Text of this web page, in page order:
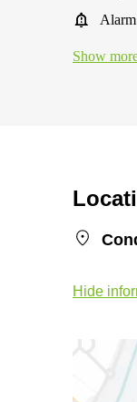
Show
Hide